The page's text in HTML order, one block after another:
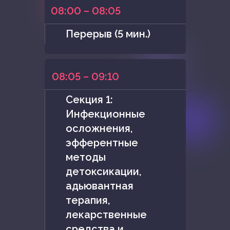
08:00 – 08:05
Перерыв (5 мин.)
08:05 – 09:10
Секция 1:
Инфекционные
осложнения,
эфферентные
методы
детоксикации,
адьювантная
терапия,
лекарственные